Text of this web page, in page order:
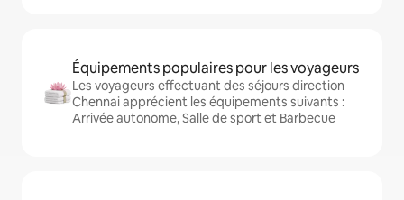
Équipements populaires pour les voyageurs
Les voyageurs effectuant des séjours direction
Chennai apprécient les équipements suivants :
Arrivée autonome, Salle de sport et Barbecue